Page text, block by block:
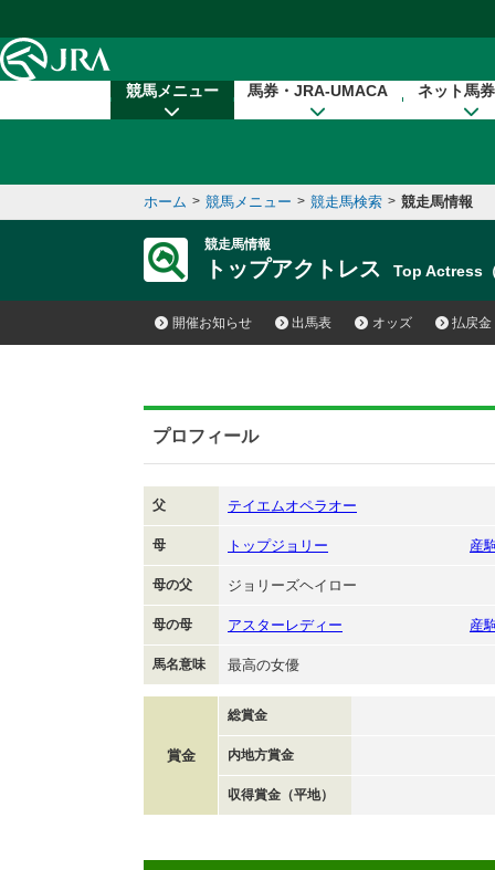
競馬メニュー 馬券・JRA-UMACA ネット馬
ホーム > 競馬メニュー > 競走馬検索 > 競走馬情報
競走馬情報
トップアクトレス Top Actress
開催お知らせ 出馬表 オッズ 払戻金
プロフィール
父 テイエムオペラオー
母 トップジョリー 産
母の父 ジョリーズヘイロー
母の母 アスターレディー 産
馬名意味 最高の女優
賞金
総賞金
内地方賞金
収得賞金（平地）